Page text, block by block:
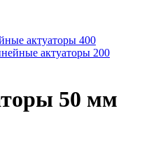
актуаторы 400
актуаторы 200
50 мм